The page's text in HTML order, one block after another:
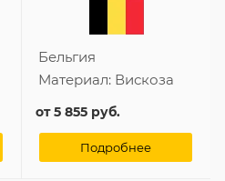
Бельгия
Материал: Вискоза
от5 855 руб.
Подробнее